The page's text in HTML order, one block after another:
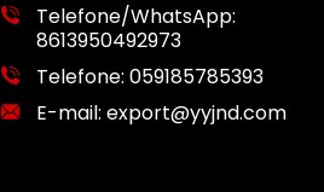
Telefone/WhatsApp:
8613950492973
Telefone: 059185785393
E-mail: export@yyjnd.com